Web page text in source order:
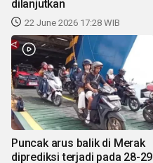
dilanjutkan
22 June 2026 17:28 WIB
Puncak arus balik di Merak
diprediksi terjadi pada 28-29